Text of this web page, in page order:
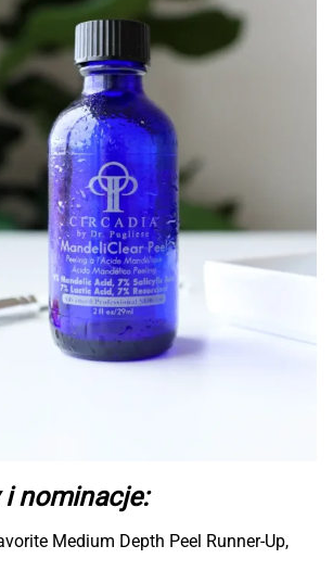
i nominacje:
Medium Depth Peel Runner-Up,